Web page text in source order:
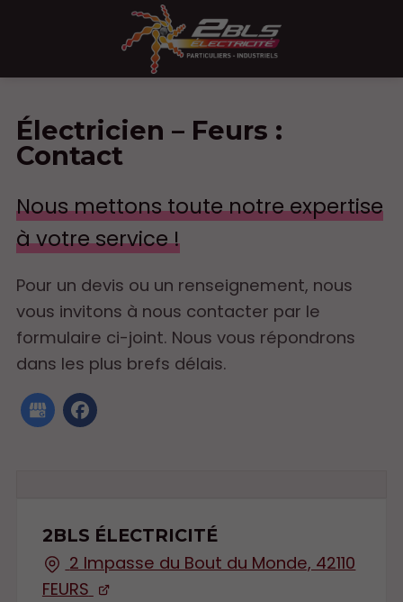
Électricien – Feurs :
Contact
Nous mettons toute notre expertise
à votre service !
Pour un devis ou un renseignement, nous
vous invitons à nous contacter par le
formulaire ci-joint. Nous vous répondrons
dans les plus brefs délais.
2BLS ÉLECTRICITÉ
2 Impasse du Bout du Monde, 42110
FEURS